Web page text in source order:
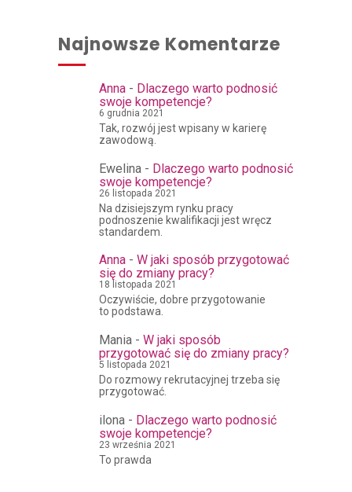
Najnowsze Komentarze
Anna - Dlaczego warto podnosić
swoje kompetencje?
6 grudnia 2021
Tak, rozwój jest wpisany w karierę
zawodową.
Ewelina - Dlaczego warto podnosić
swoje kompetencje?
26 listopada 2021
Na dzisiejszym rynku pracy
podnoszenie kwalifikacji jest wręcz
standardem.
Anna - W jaki sposób przygotować
się do zmiany pracy?
18 listopada 2021
Oczywiście, dobre przygotowanie
to podstawa.
Mania - W jaki sposób
przygotować się do zmiany pracy?
5 listopada 2021
Do rozmowy rekrutacyjnej trzeba się
przygotować.
ilona - Dlaczego warto podnosić
swoje kompetencje?
23 września 2021
To prawda